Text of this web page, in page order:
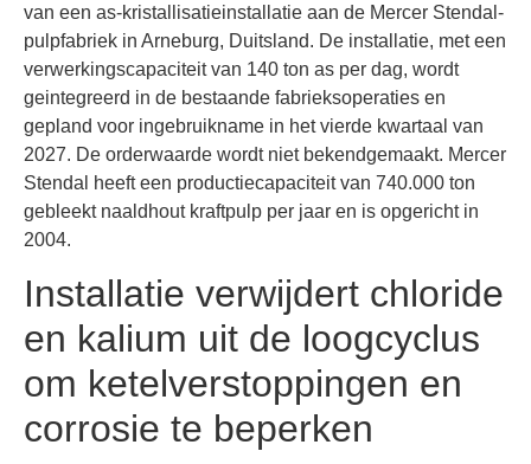
van een as-kristallisatieinstallatie aan de Mercer Stendal-
pulpfabriek in Arneburg, Duitsland. De installatie, met een
verwerkingscapaciteit van 140 ton as per dag, wordt
geintegreerd in de bestaande fabrieksoperaties en
gepland voor ingebruikname in het vierde kwartaal van
2027. De orderwaarde wordt niet bekendgemaakt. Mercer
Stendal heeft een productiecapaciteit van 740.000 ton
gebleekt naaldhout kraftpulp per jaar en is opgericht in
2004.
Installatie verwijdert chloride
en kalium uit de loogcyclus
om ketelverstoppingen en
corrosie te beperken